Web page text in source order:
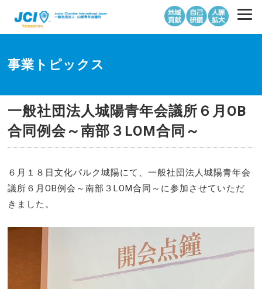
事業トピックス
一般社団法人城陽青年会議所６月OB
合同例会～南部３LOM合同～
６月１８日文化パルク城陽にて、一般社団法人城陽青年会
議所６月OB例会～南部３LOM合同～に参加させていただ
きました。